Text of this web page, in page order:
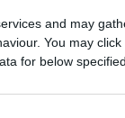
and may
You may
for below